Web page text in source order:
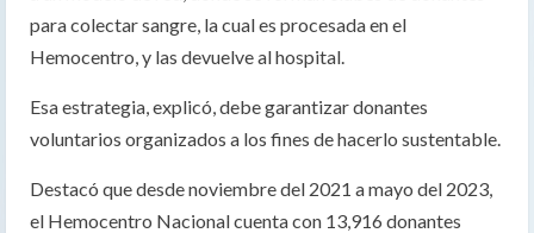
para colectar sangre, la cual es procesada en el
Hemocentro, y las devuelve al hospital.
Esa estrategia, explicó, debe garantizar donantes
voluntarios organizados a los fines de hacerlo sustentable.
Destacó que desde noviembre del 2021 a mayo del 2023,
el Hemocentro Nacional cuenta con 13,916 donantes